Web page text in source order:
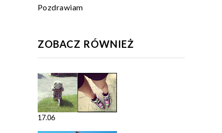
Pozdrawiam
ZOBACZ RÓWNIEŻ
17.06